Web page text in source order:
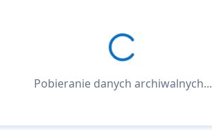
Pobieranie danych archiwalnych...